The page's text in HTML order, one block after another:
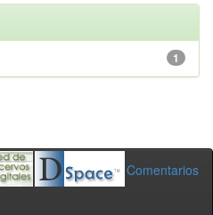
1
Comentarios